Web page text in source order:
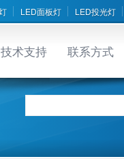
LED面板灯 LED投光灯
技术支持 联系方式